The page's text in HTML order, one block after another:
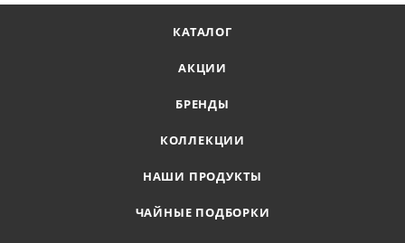
КАТАЛОГ
АКЦИИ
БРЕНДЫ
КОЛЛЕКЦИИ
НАШИ ПРОДУКТЫ
ЧАЙНЫЕ ПОДБОРКИ